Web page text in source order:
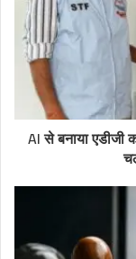
AI से बनाया एडीजी